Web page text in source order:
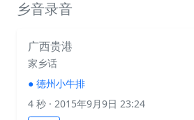
乡音录音
广西贵港
家乡话
● 德州小牛排
4 秒 · 2015年9月9日 23:24